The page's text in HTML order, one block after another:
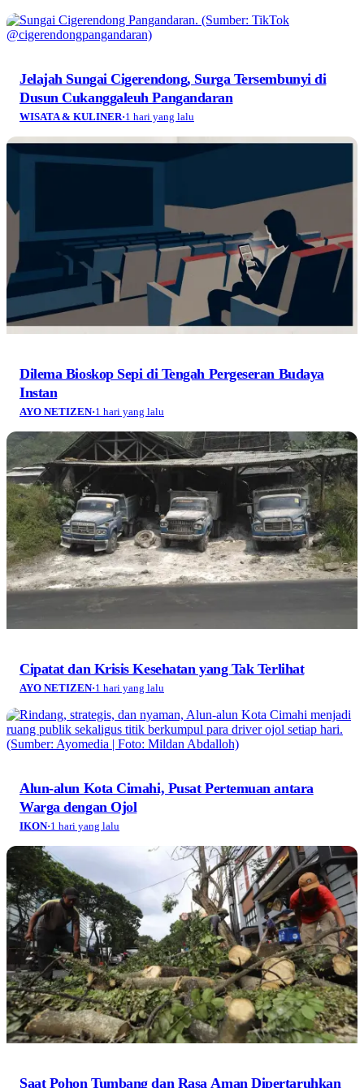
Jelajah Sungai Cigerendong, Surga Tersembunyi di
Dusun Cukanggaleuh Pangandaran
WISATA & KULINER·1 hari yang lalu
Dilema Bioskop Sepi di Tengah Pergeseran Budaya
Instan
AYO NETIZEN·1 hari yang lalu
Cipatat dan Krisis Kesehatan yang Tak Terlihat
AYO NETIZEN·1 hari yang lalu
Alun-alun Kota Cimahi, Pusat Pertemuan antara
Warga dengan Ojol
IKON·1 hari yang lalu
Saat Pohon Tumbang dan Rasa Aman Dipertaruhkan